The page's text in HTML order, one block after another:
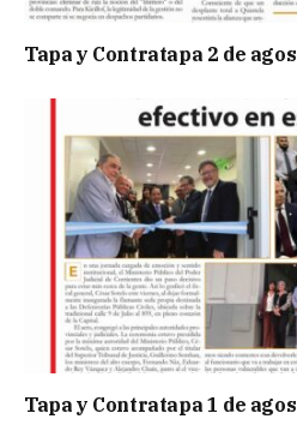
Tapa y Contratapa 2 de
Tapa y Contratapa 1 de